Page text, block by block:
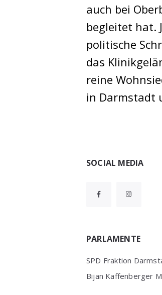
auch bei
begleitet hat.
politische
das
reine
in Darmstadt
Widgets
SOCIAL MEDIA
PARLAMENTE
SPD Fraktion
Bijan Kaffenberger